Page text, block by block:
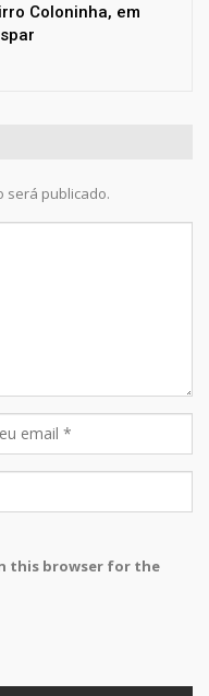
Coloninha, em
será publicado.
this browser for the